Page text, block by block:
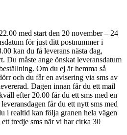
med start den 20 november – 24
för just ditt postnummer i
kan du få leverans nästa dag,
Du måste ange önskat leveransdatum
Om du ej är hemma så
och du får en avisering via sms av
Dagen innan får du ett mail
efter 20.00 får du ett sms med en
får du ett nytt sms med
i realtid kan följa granen hela vägen
tredje sms när vi har cirka 30